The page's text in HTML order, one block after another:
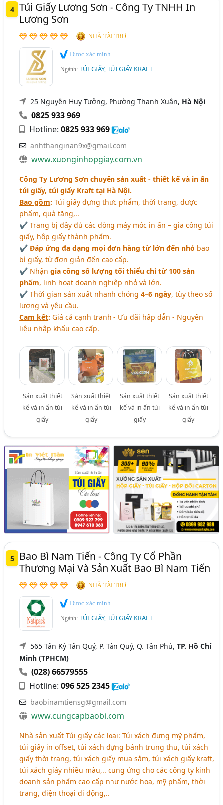
4 Túi Giấy Lương Sơn - Công Ty TNHH In
Lương Sơn
NHÀ TÀI TRỢ
Được xác minh
Ngành:TÚI GIẤY, TÚI GIẤY KRAFT
25 Nguyễn Huy Tưởng, Phường Thanh Xuân, Hà Nội
0825 933 969
Hotline:0825 933 969
anhthanginan9x@gmail.com
www.xuonginhopgiay.com.vn
Công Ty Lương Sơn chuyên sản xuất - thiết kế và in ấn
túi giấy, túi giấy Kraft tại Hà Nội.
Bao gồm: Túi giấy đựng thực phẩm, thời trang, dược
phẩm, quà tặng,..
✔ Trang bị đầy đủ các dòng máy móc in ấn – gia công túi
giấy, hộp giấy thành phẩm.
✔Đáp ứng đa dạng mọi đơn hàng từ lớn đến nhỏ bao
bì giấy, từ đơn giản đến cao cấp.
✔ Nhậngia công số lượng tối thiểu chỉ từ 100 sản
phẩm, linh hoạt doanh nghiệp nhỏ và lớn.
✔ Thời gian sản xuất nhanh chóng 4–6 ngày, tùy theo số
lượng và yêu cầu.
Cam kết: Giá cả cạnh tranh - Ưu đãi hấp dẫn - Nguyên
liệu nhập khẩu cao cấp.
Sản xuất thiết
kế và in ấn túi
giấy
Sản xuất thiết
kế và in ấn túi
giấy
Sản xuất thiết
kế và in ấn túi
giấy
Sản xuất thiết
kế và in ấn túi
giấy
5
Bao Bì Nam Tiến - Công Ty Cổ Phần
Thương Mại Và Sản Xuất Bao Bì Nam Tiến
NHÀ TÀI TRỢ
Được xác minh
Ngành:TÚI GIẤY, TÚI GIẤY KRAFT
565 Tân Kỳ Tân Quý, P. Tân Quý, Q. Tân Phú,TP. Hồ Chí
Minh (TPHCM)
(028) 66579555
Hotline:096 525 2345
baobinamtiensg@gmail.com
www.cungcapbaobi.com
Nhà sản xuất Túi giấy các loại: Túi xách đựng mỹ phẩm,
túi giấy in offset, túi xách đựng bánh trung thu, túi xách
giấy thời trang, túi xách giấy mua sắm, túi xách giấy kraft,
túi xách giáy nhiều màu,.. cung ứng cho các công ty kinh
doanh sản phẩm cao cấp như nước hoa, mỹ phẩm, thời
trang, điện thoại di động,..